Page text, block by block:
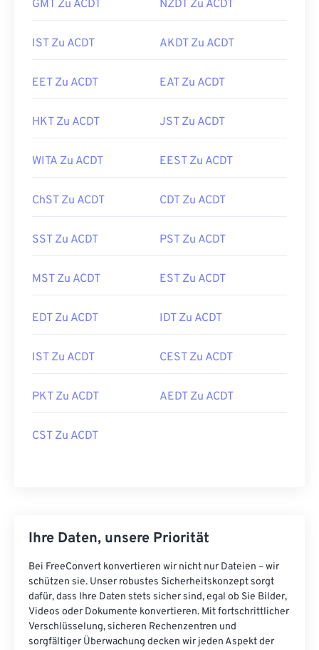
GMT Zu ACDT NZDT Zu ACDT
IST Zu ACDT AKDT Zu ACDT
EET Zu ACDT EAT Zu ACDT
HKT Zu ACDT JST Zu ACDT
WITA Zu ACDT EEST Zu ACDT
ChST Zu ACDT CDT Zu ACDT
SST Zu ACDT PST Zu ACDT
MST Zu ACDT EST Zu ACDT
EDT Zu ACDT IDT Zu ACDT
IST Zu ACDT CEST Zu ACDT
PKT Zu ACDT AEDT Zu ACDT
CST Zu ACDT
Ihre Daten, unsere Priorität
Bei FreeConvert konvertieren wir nicht nur Dateien – wir
schützen sie. Unser robustes Sicherheitskonzept sorgt
dafür, dass Ihre Daten stets sicher sind, egal ob Sie Bilder,
Videos oder Dokumente konvertieren. Mit fortschrittlicher
Verschlüsselung, sicheren Rechenzentren und
sorgfältiger Überwachung decken wir jeden Aspekt der